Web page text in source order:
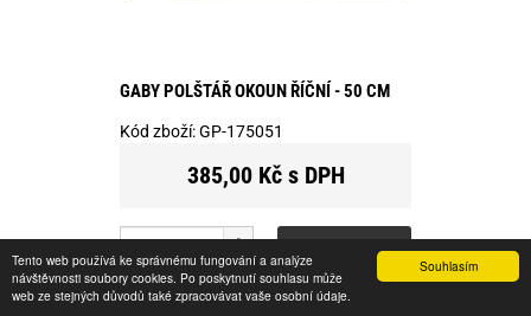
Souhlasím
Tento web používá ke správnému fungování a analýze
návštěvnosti soubory cookies. Po poskytnutí souhlasu může
web ze stejných důvodů také zpracovávat vaše osobní údaje.
GABY POLŠTÁŘ OKOUN ŘÍČNÍ - 50 CM
Kód zboží:GP-175051
385,00 Kč s DPH
ks